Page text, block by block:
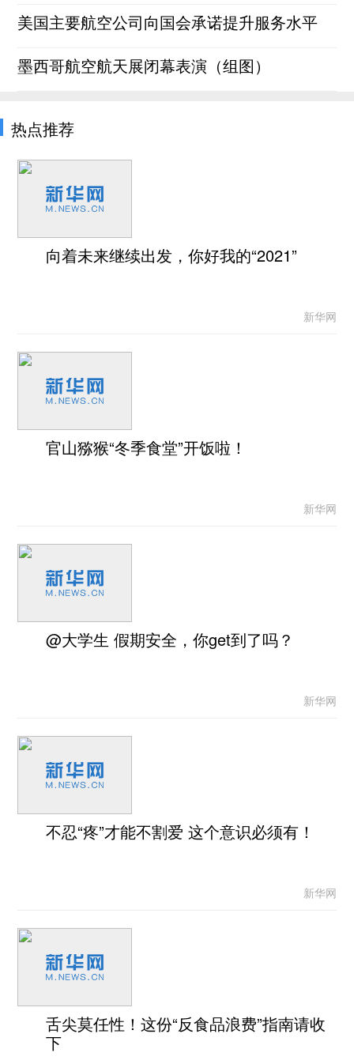
美国主要航空公司向国会承诺提升服务水平
墨西哥航空航天展闭幕表演（组图）
热点推荐
向着未来继续出发，你好我的“2021”
新华网
官山猕猴“冬季食堂”开饭啦！
新华网
@大学生 假期安全，你get到了吗？
新华网
不忍“疼”才能不割爱 这个意识必须有！
新华网
舌尖莫任性！这份“反食品浪费”指南请收
下